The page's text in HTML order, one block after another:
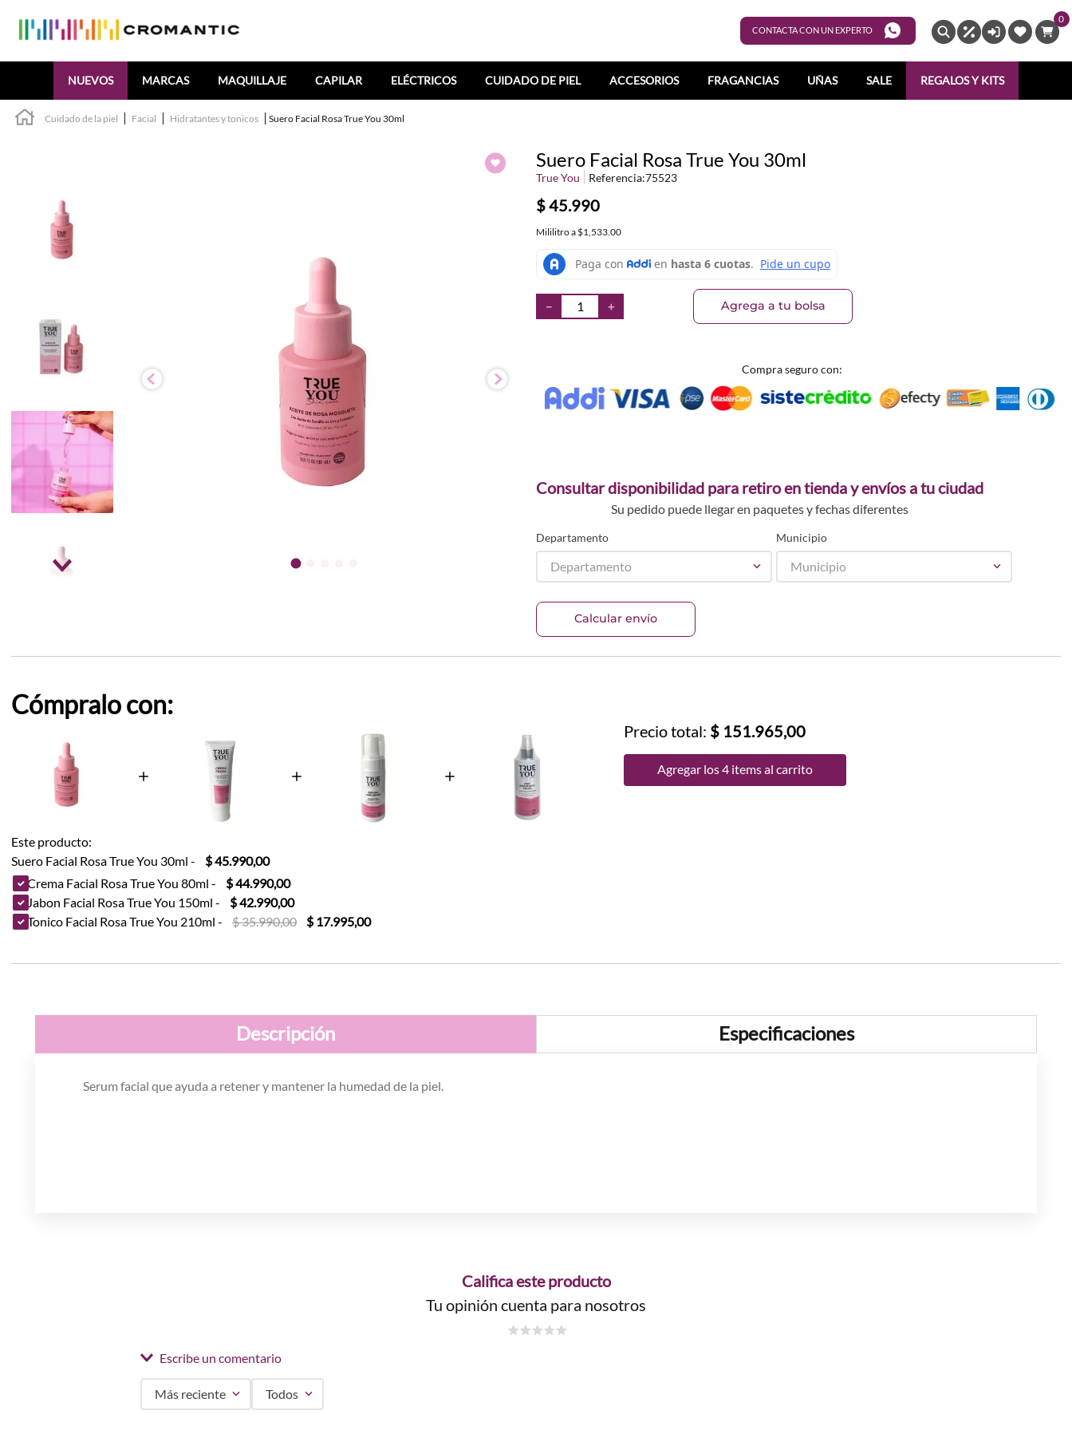
CONTACTA CON UN EXPERTO
0
NUEVOS MARCAS MAQUILLAJE CAPILAR ELÉCTRICOS CUIDADO DE PIEL ACCESORIOS FRAGANCIAS UÑAS SALE REGALOS Y KITS
Cuidado de la piel Facial Hidratantes y tonicos Suero Facial Rosa True You 30ml
Suero Facial Rosa True You 30ml
True You Referencia:75523
$45.990
Mililitroa $1,533.00
＋
－ Agrega a tu bolsa
Compra seguro con:
Consultar disponibilidad para retiro en tienda y envíos a tu ciudad
Su pedido puede llegar en paquetes y fechas diferentes
Departamento
Departamento
Municipio
Municipio
Calcular envío
Cómpralo con:
Precio total: $ 151.965,00
Agregar los 4 items al carrito
Este producto:
Suero Facial Rosa True You 30ml -
$ 45.990,00
Crema Facial Rosa True You 80ml -
$ 44.990,00
Jabon Facial Rosa True You 150ml -
$ 42.990,00
Tonico Facial Rosa True You 210ml - $ 35.990,00 $ 17.995,00
Descripción Especificaciones
Serum facial que ayuda a retener y mantener la humedad de la piel.
Califica este producto
Tu opinión cuenta para nosotros
Escribe un comentario
Más reciente Todos